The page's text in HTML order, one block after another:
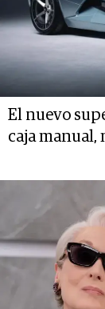
El nuevo
caja manual,